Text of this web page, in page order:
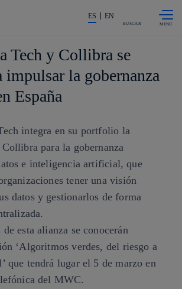
La acción en accionistas e
ES EN
BUSCAR
Tech y Collibra se
impulsar la gobernanza
España
integra en su portfolio la
para la gobernanza
e inteligencia artificial, que
tener una visión
datos y gestionarlos de forma
esta alianza se conocerán
‘Algoritmos verdes, del riesgo a
que tendrá lugar el 5 de marzo en
del MWC.